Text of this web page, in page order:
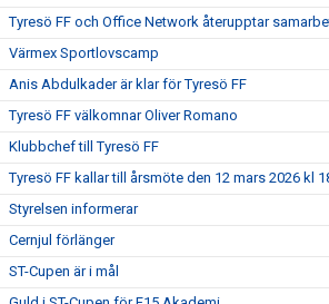
Tyresö FF och Office Network återupptar
Värmex Sportlovscamp
Anis Abdulkader är klar för Tyresö FF
Tyresö FF välkomnar Oliver Romano
Klubbchef till Tyresö FF
Tyresö FF kallar till årsmöte den 12 mars 2026 kl
Styrelsen informerar
Cernjul förlänger
ST-Cupen är i mål